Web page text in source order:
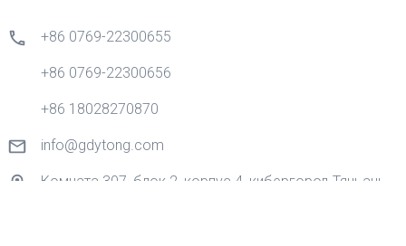
+86 0769-22300655
+86 0769-22300656
+86 18028270870
info@gdytong.com
Комната 307, блок 2, корпус 4, кибергород Тяньань,